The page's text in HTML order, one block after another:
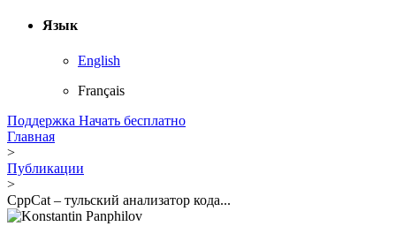
Язык
English
Français
Поддержка Начать бесплатно
Главная
>
Публикации
>
CppCat – тульский анализатор кода...